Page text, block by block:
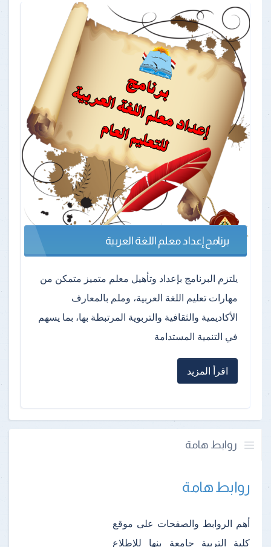
برنامج إعداد معلم اللغة العربية
يلتزم البرنامج بإعداد وتأهيل معلم متميز متمكن من
مهارات تعليم اللغة العربية، وملم بالمعارف
الأكاديمية والثقافية والتربوية المرتبطة بها، بما يسهم
في التنمية المستدامة
اقرأ المزيد
روابط هامة
روابط هامة
أهم الروابط والصفحات على موقع
كلية التربية جامعة بنها للإطلاع